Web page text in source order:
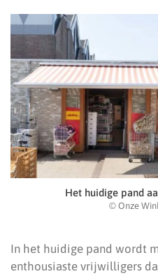
Het huidige pand
© Onze
In het huidige pand wordt
enthousiaste vrijwilligers